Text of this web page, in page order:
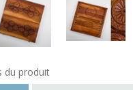
du produit